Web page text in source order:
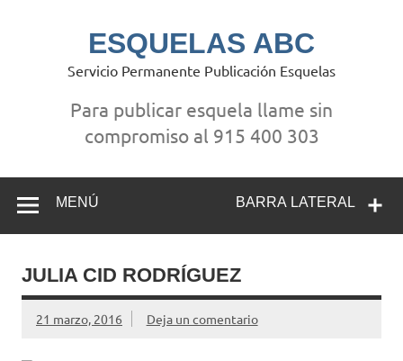
ESQUELAS ABC
Servicio Permanente Publicación Esquelas
Para publicar esquela llame sin
compromiso al 915 400 303
BARRA LATERAL
MENÚ
JULIA CID RODRÍGUEZ
21 marzo, 2016 Deja un comentario